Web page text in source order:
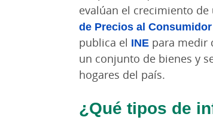
evalúan el crecimiento
de Precios al Consumidor
publica el INE para medir
un conjunto de bienes y
hogares del país.
¿Qué tipos de